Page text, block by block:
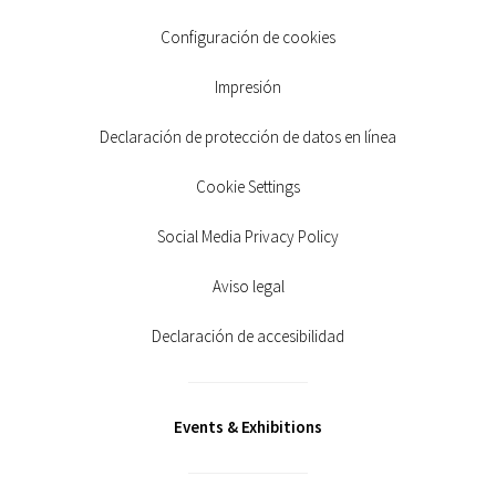
Configuración de cookies
Impresión
Declaración de protección de datos en línea
Cookie Settings
Social Media Privacy Policy
Aviso legal
Declaración de accesibilidad
Events & Exhibitions